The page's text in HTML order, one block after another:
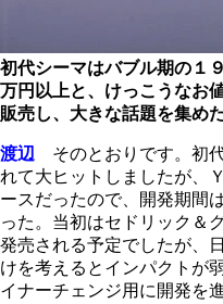
初代シーマはバブル期の１
万円以上と、けっこうなお
販売し、大きな話題を集め
渡辺 そのとおりです。初
れて大ヒットしましたが、
ースだったので、開発期間
った。当初はセドリック＆
発売される予定でしたが、
けを考えるとインパクトが
イナーチェンジ用に開発を